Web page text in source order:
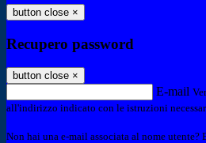
button close ×
Recupero password
button close ×
E-mail
all'indirizzo indicato con le istruzioni
Non hai una e-mail associata al nome utente?